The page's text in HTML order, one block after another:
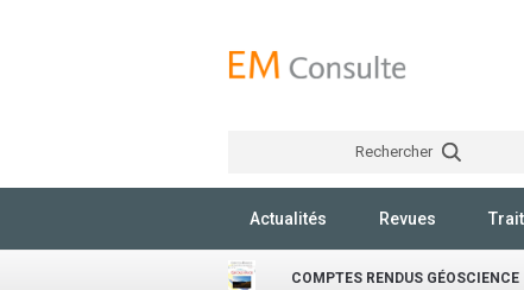
Rechercher
Actualités Revues
COMPTES RENDUS GÉOSCIENCE